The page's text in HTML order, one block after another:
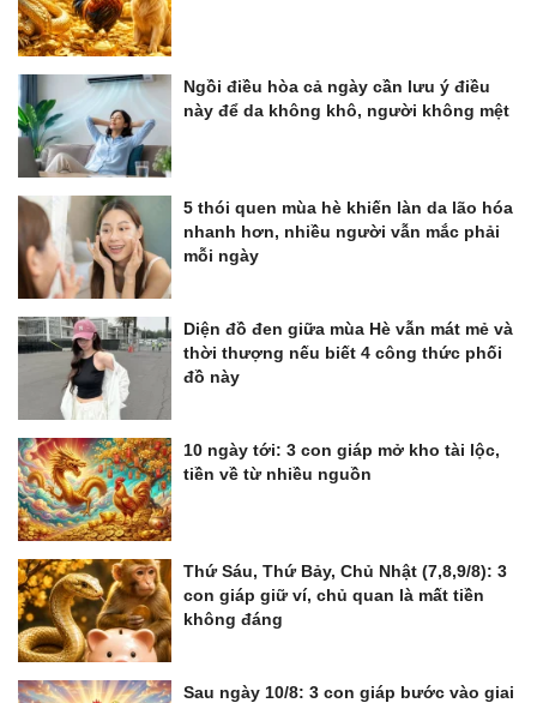
Ngồi điều hòa cả ngày cần lưu ý điều
này để da không khô, người không mệt
5 thói quen mùa hè khiến làn da lão hóa
nhanh hơn, nhiều người vẫn mắc phải
mỗi ngày
Diện đồ đen giữa mùa Hè vẫn mát mẻ và
thời thượng nếu biết 4 công thức phối
đồ này
10 ngày tới: 3 con giáp mở kho tài lộc,
tiền về từ nhiều nguồn
Thứ Sáu, Thứ Bảy, Chủ Nhật (7,8,9/8): 3
con giáp giữ ví, chủ quan là mất tiền
không đáng
Sau ngày 10/8: 3 con giáp bước vào giai